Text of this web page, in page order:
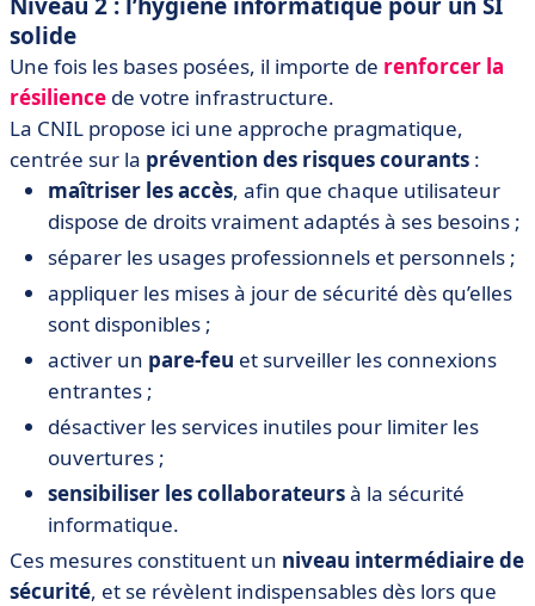
solide
Une fois les bases posées, il importe de renforcer la
résilience de votre infrastructure.
La CNIL propose ici une approche pragmatique,
centrée sur la prévention des risques courants :
maîtriser les accès, afin que chaque utilisateur
dispose de droits vraiment adaptés à ses besoins ;
séparer les usages professionnels et personnels ;
appliquer les mises à jour de sécurité dès qu’elles
sont disponibles ;
activer un pare-feu et surveiller les connexions
entrantes ;
désactiver les services inutiles pour limiter les
ouvertures ;
sensibiliser les collaborateursà la sécurité
informatique.
Ces mesures constituent un niveau intermédiaire de
sécurité, et se révèlent indispensables dès lors que